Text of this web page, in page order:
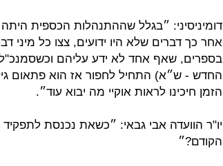
דומיניסיני: ״בגלל שההתנהלות הכספית
אחר כך דברים שלא היו ידועים, צצו כל מיני
בספרים, שאף אחד לא ידע עליהם
החדש - ש״א) התחיל לחפור אז הוא פתאום
הזמן חיכינו לראות אוקיי מה יבוא עוד״.
יו"ר הוועדה אבי גבאי: ״כשאת נכנסת
הקודם?״